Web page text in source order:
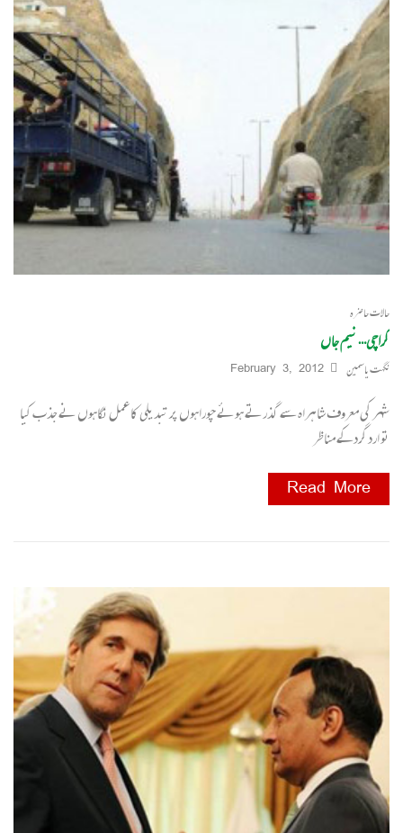
حالات حاضرہ
کراچی… نیم جاں
نگہت یاسمین February 3, 2012
شہر کی معروف شاہراہ سے گذرتے ہوئے چوراہوں پر تبدیلی کا عمل نگاہوں نے جذب کیا
تو ارد گردکے مناظر
Read More